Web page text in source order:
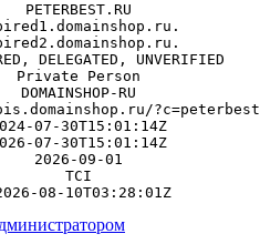
UNVERIFIED
Person
RU
07-30T15:01:14Z
07-30T15:01:14Z
2026-09-01
TCI